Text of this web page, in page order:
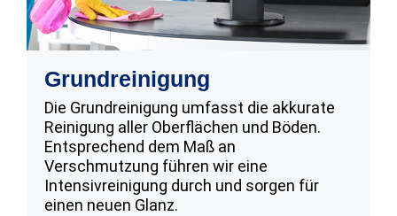
Grundreinigung
Die Grundreinigung umfasst die akkurate
Reinigung aller Oberflächen und Böden.
Entsprechend dem Maß an
Verschmutzung führen wir eine
Intensivreinigung durch und sorgen für
einen neuen Glanz.